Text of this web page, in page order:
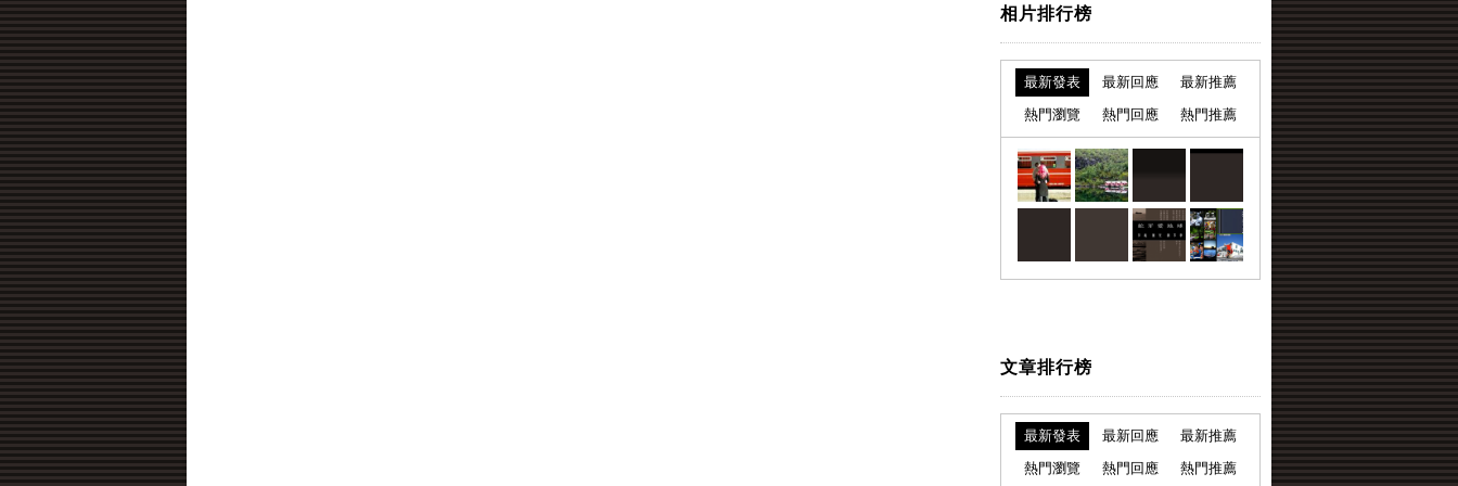
相片排行榜
最新發表 最新回應
最新推薦
熱門瀏覽
熱門回應 熱門推薦
文章排行榜
最新發表 最新回應
最新推薦
熱門瀏覽
熱門回應 熱門推薦